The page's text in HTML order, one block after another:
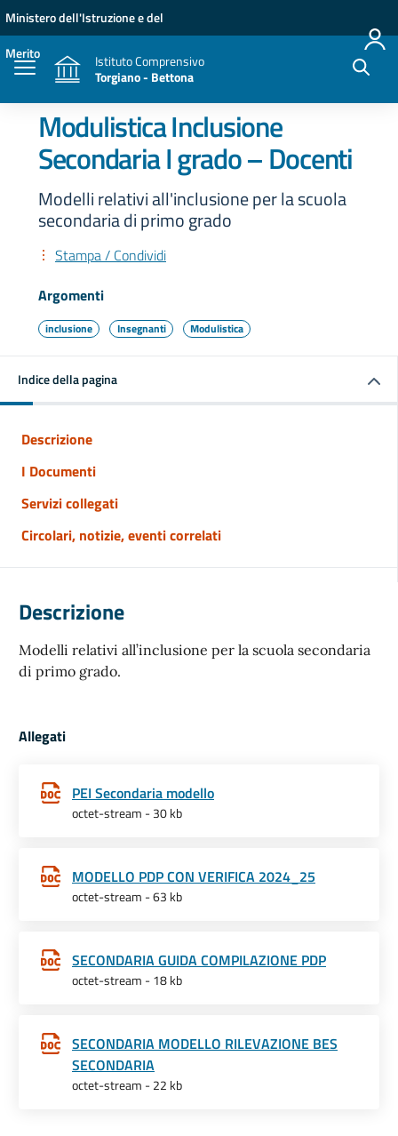
Vai ai contenuti
Vai al menu di navigazione
Vai al footer
Ministero dell'Istruzione e del
Merito
Istituto Comprensivo
Torgiano - Bettona
Modulistica Inclusione
Secondaria I grado – Docenti
Modelli relativi all'inclusione per la scuola
secondaria di primo grado
Stampa / Condividi
Argomenti
inclusione Insegnanti Modulistica
Indice della pagina
Descrizione
I Documenti
Servizi collegati
Circolari, notizie, eventi correlati
Descrizione
Modelli relativi all’inclusione per la scuola secondaria
di primo grado.
Allegati
PEI Secondaria modello
octet-stream - 30 kb
MODELLO PDP CON VERIFICA 2024_25
octet-stream - 63 kb
SECONDARIA GUIDA COMPILAZIONE PDP
octet-stream - 18 kb
SECONDARIA MODELLO RILEVAZIONE BES
SECONDARIA
octet-stream - 22 kb